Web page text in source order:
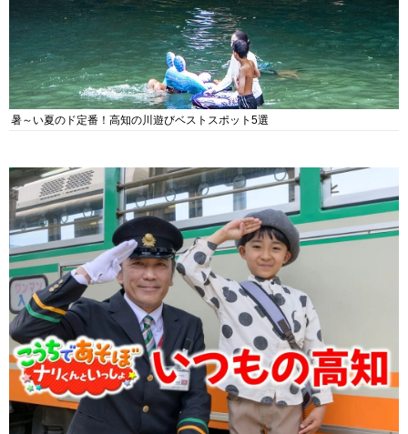
暑～い夏のド定番！高知の川遊びベストスポット5選